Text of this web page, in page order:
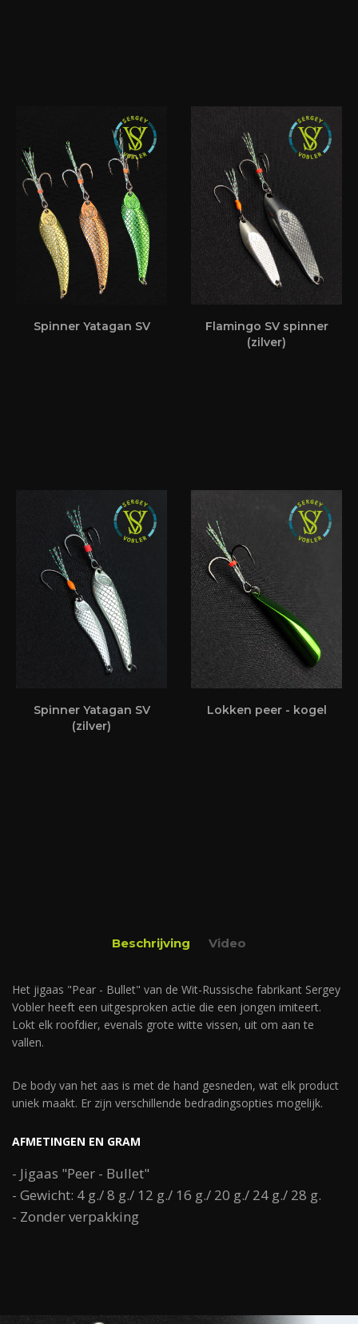
Spinner Yatagan SV
Flamingo SV spinner
(zilver)
Spinner Yatagan SV
(zilver)
Lokken peer - kogel
Beschrijving Video
Het jigaas "Pear - Bullet" van de Wit-Russische fabrikant Sergey
Vobler heeft een uitgesproken actie die een jongen imiteert.
Lokt elk roofdier, evenals grote witte vissen, uit om aan te
vallen.
De body van het aas is met de hand gesneden, wat elk product
uniek maakt. Er zijn verschillende bedradingsopties mogelijk.
AFMETINGEN EN GRAM
- Jigaas "Peer - Bullet"
- Gewicht: 4 g./ 8 g./ 12 g./ 16 g./ 20 g./ 24 g./ 28 g.
- Zonder verpakking